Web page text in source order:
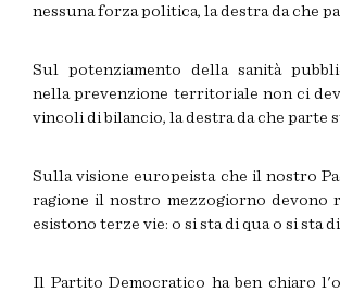
nessuna forza politica, la destra da che
Sul potenziamento della sanità
nella prevenzione territoriale non ci
vincoli di bilancio, la destra da che parte
Sulla visione europeista che il nostro
ragione il nostro mezzogiorno devono
esistono terze vie: o si sta di qua o si sta
Il Partito Democratico ha ben chiaro